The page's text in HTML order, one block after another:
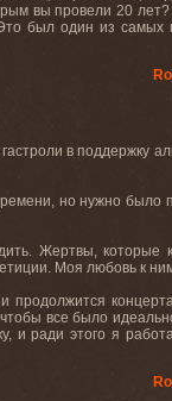
вы провели 20
был один из самых
гастроли в поддержку
но нужно было
Жертвы,
Моя любовь к
продолжится
все было
и ради этого я